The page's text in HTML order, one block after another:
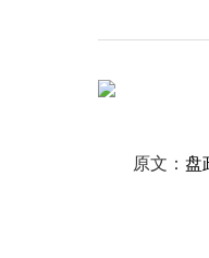
原文： 盘